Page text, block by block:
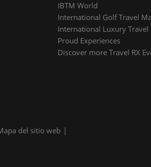
IBTM World
International Golf Travel
International Luxury
Proud Experiences
Discover more Travel RX
del sitio web